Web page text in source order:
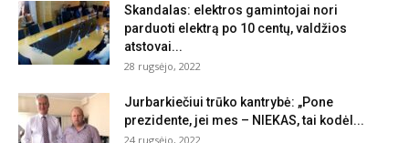
Skandalas: elektros gamintojai nori
parduoti elektrą po 10 centų, valdžios
atstovai...
28 rugsėjo, 2022
Jurbarkiečiui trūko kantrybė: „Pone
prezidente, jei mes – NIEKAS, tai kodėl...
24 rugsėjo, 2022